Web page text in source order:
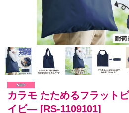
カラモ たためるフラット
イビ― [RS-1109101]